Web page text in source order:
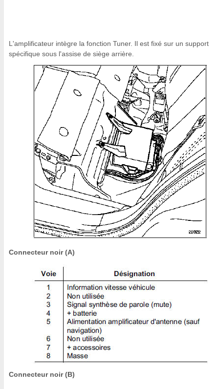
L'amplificateur intègre la fonction Tuner. Il est fixé sur un support
spécifique sous l'assise de siège arrière.
Connecteur noir (A)
Connecteur noir (B)